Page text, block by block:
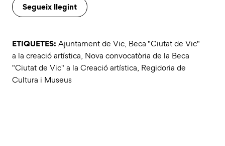
Segueix llegint
ETIQUETES: Ajuntament de Vic, Beca "Ciutat de Vic"
a la creació artística, Nova convocatòria de la Beca
"Ciutat de Vic" a la Creació artística, Regidoria de
Cultura i Museus